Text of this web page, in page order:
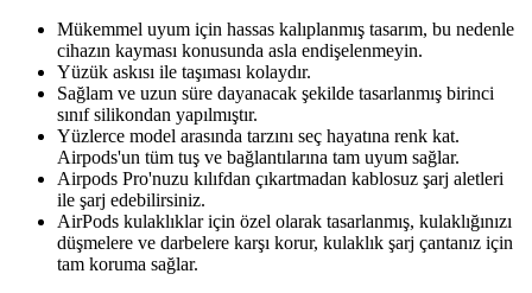
Mükemmel uyum için hassas kalıplanmış tasarım, bu nedenle
cihazın kayması konusunda asla endişelenmeyin.
Yüzük askısı ile taşıması kolaydır.
Sağlam ve uzun süre dayanacak şekilde tasarlanmış birinci
sınıf silikondan yapılmıştır.
Yüzlerce model arasında tarzını seç hayatına renk kat.
Airpods'un tüm tuş ve bağlantılarına tam uyum sağlar.
Airpods Pro'nuzu kılıfdan çıkartmadan kablosuz şarj aletleri
ile şarj edebilirsiniz.
AirPods kulaklıklar için özel olarak tasarlanmış, kulaklığınızı
düşmelere ve darbelere karşı korur, kulaklık şarj çantanız için
tam koruma sağlar.